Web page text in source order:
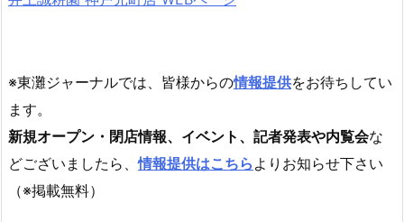
※東灘ジャーナルでは、皆様からの情報提供をお待ちしてい
ます。
新規オープン・閉店情報、イベント、記者発表や内覧会な
どございましたら、情報提供はこちら よりお知らせ下さい
（※掲載無料）